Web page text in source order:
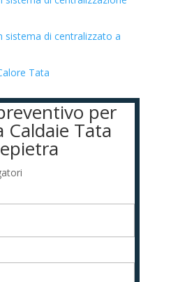
sistema di centralizzato a
Tata
per
Caldaie Tata